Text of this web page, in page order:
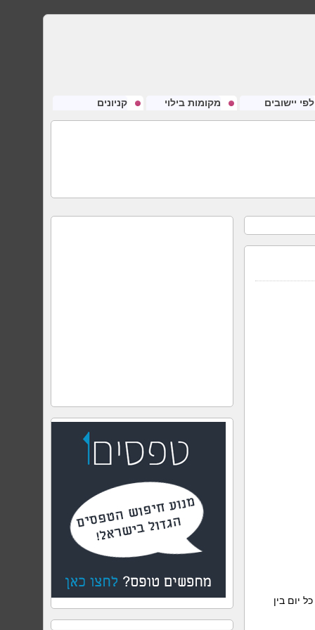
לפי יישובים מקומות בילוי קניונים
מענה טלפוני אנושי כל יום בין